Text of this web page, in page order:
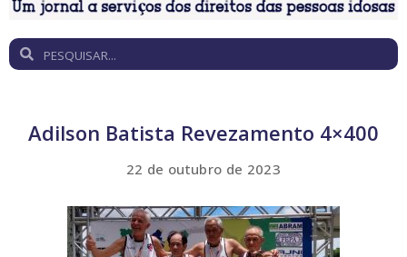
Adilson Batista Revezamento 4×400
22 de outubro de 2023